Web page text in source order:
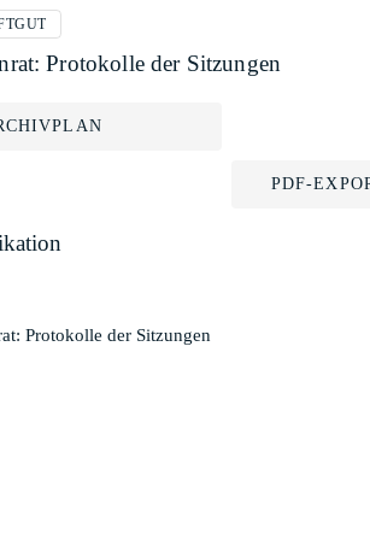
Protokolle der Sitzungen
PDF-
Protokolle der Sitzungen